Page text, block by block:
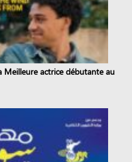
Meilleure actrice débutante au